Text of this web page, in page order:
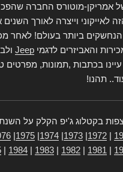
אמריקן-מוטורס החברה
לאייקוני וייצרה לאורך השנים
ביותר בעולם! לאחר
והאביזרים לדגמי Jeep
בכתבות ,תמונות, מפרטים
תהנו!
בקטלוג ג'יפ הקלק על
1972
1973
1974
1975
1981
1982
1983
1984